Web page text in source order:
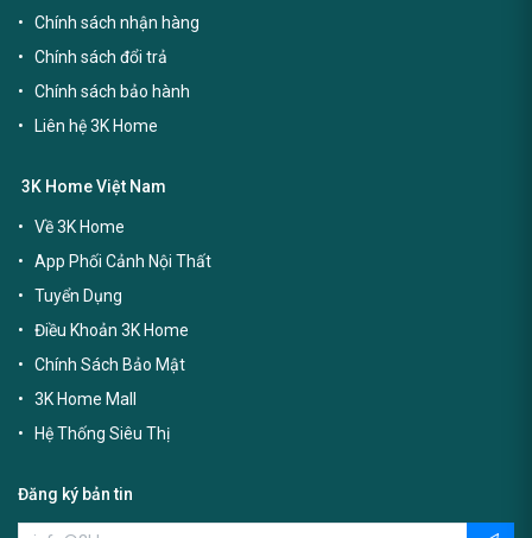
Chính sách nhận hàng
Chính sách đổi trả
Chính sách bảo hành
Liên hệ 3K Home
3K Home Việt Nam
Về 3K Home
App Phối Cảnh Nội Thất
Tuyển Dụng
Điều Khoản 3K Home
Chính Sách Bảo Mật
3K Home Mall
Hệ Thống Siêu Thị
Đăng ký bản tin